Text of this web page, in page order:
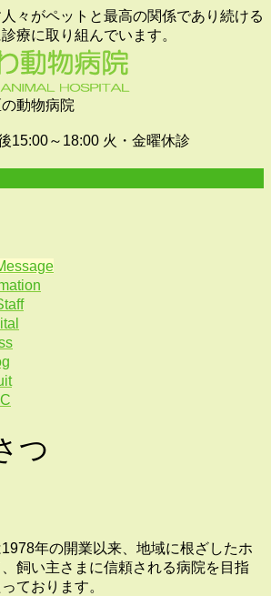
々がペットと最高の関係であり続ける
療に取り組んでいます。
動物病院
15:00～18:00 火・金曜休診
つ
年の開業以来、地域に根ざしたホ
飼い主さまに信頼される病院を目指
ております。